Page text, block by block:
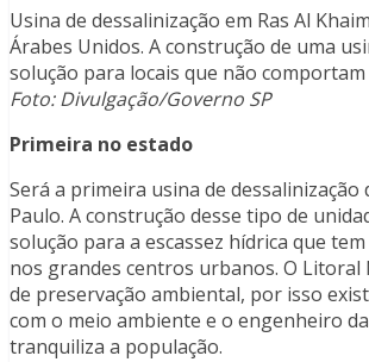
Usina de dessalinização em Ras Al
Árabes Unidos. A construção de uma
solução para locais que não
Foto: Divulgação/Governo SP
Primeira no estado
Será a primeira usina de dessalinização
Paulo. A construção desse tipo de
solução para a escassez hídrica que
nos grandes centros urbanos. O Litoral
de preservação ambiental, por isso
com o meio ambiente e o engenheiro
tranquiliza a população.